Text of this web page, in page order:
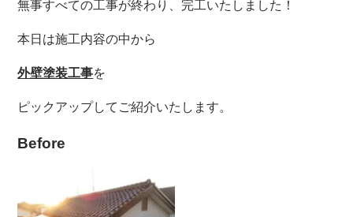
無事すべての工事が終わり、完工いたしました！
本日は施工内容の中から
外壁塗装工事を
ピックアップしてご紹介いたします。
Before